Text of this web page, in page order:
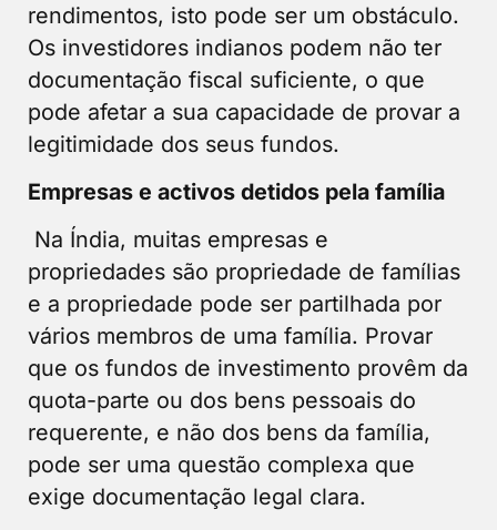
rendimentos, isto pode ser um obstáculo.
Os investidores indianos podem não ter
documentação fiscal suficiente, o que
pode afetar a sua capacidade de provar a
legitimidade dos seus fundos.
Empresas e activos detidos pela família
Na Índia, muitas empresas e
propriedades são propriedade de famílias
e a propriedade pode ser partilhada por
vários membros de uma família. Provar
que os fundos de investimento provêm da
quota-parte ou dos bens pessoais do
requerente, e não dos bens da família,
pode ser uma questão complexa que
exige documentação legal clara.